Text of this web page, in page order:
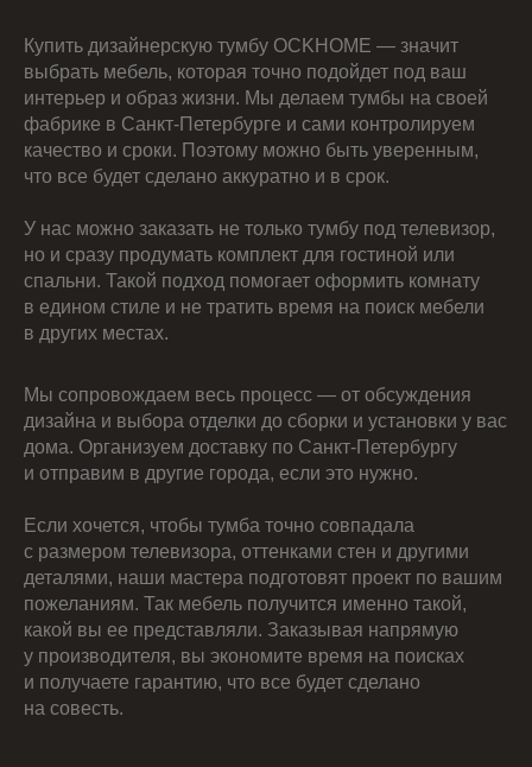
Купить дизайнерскую тумбу OCKHOME — значит
выбрать мебель, которая точно подойдет под ваш
интерьер и образ жизни. Мы делаем тумбы на своей
фабрике в Санкт-Петербурге и сами контролируем
качество и сроки. Поэтому можно быть уверенным,
что все будет сделано аккуратно и в срок.
У нас можно заказать не только тумбу под телевизор,
но и сразу продумать комплект для гостиной или
спальни. Такой подход помогает оформить комнату
в едином стиле и не тратить время на поиск мебели
в других местах.
Мы сопровождаем весь процесс — от обсуждения
дизайна и выбора отделки до сборки и установки у вас
дома. Организуем доставку по Санкт-Петербургу
и отправим в другие города, если это нужно.
Если хочется, чтобы тумба точно совпадала
с размером телевизора, оттенками стен и другими
деталями, наши мастера подготовят проект по вашим
пожеланиям. Так мебель получится именно такой,
какой вы ее представляли. Заказывая напрямую
у производителя, вы экономите время на поисках
и получаете гарантию, что все будет сделано
на совесть.